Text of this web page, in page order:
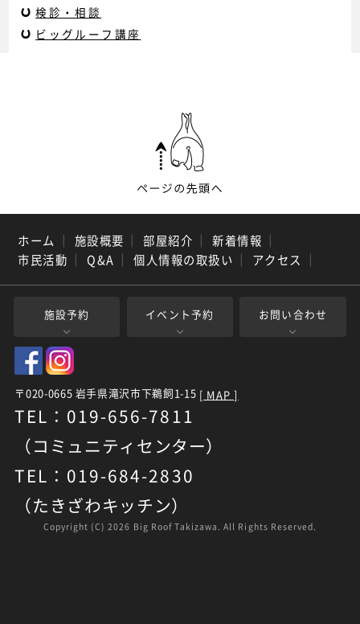
検診・相談
ビッグルーフ講座
ホーム ｜ 施設概要 ｜ 部屋紹介 ｜ 新着情報 ｜
市民活動 ｜ Q&A ｜ 個人情報の取扱い ｜ アクセス ｜
施設予約 イベント予約 お問い合わせ
〒020-0665 岩手県滝沢市下鵜飼1-15 [ MAP ]
TEL：019-656-7811
（コミュニティセンター）
TEL：019-684-2830
（たきざわキッチン）
Copyright (C)2026 Big Roof Takizawa. All Rights Reserved.